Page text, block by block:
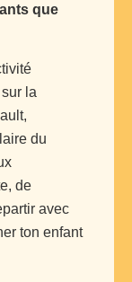
que
la
du
de
avec
ton enfant